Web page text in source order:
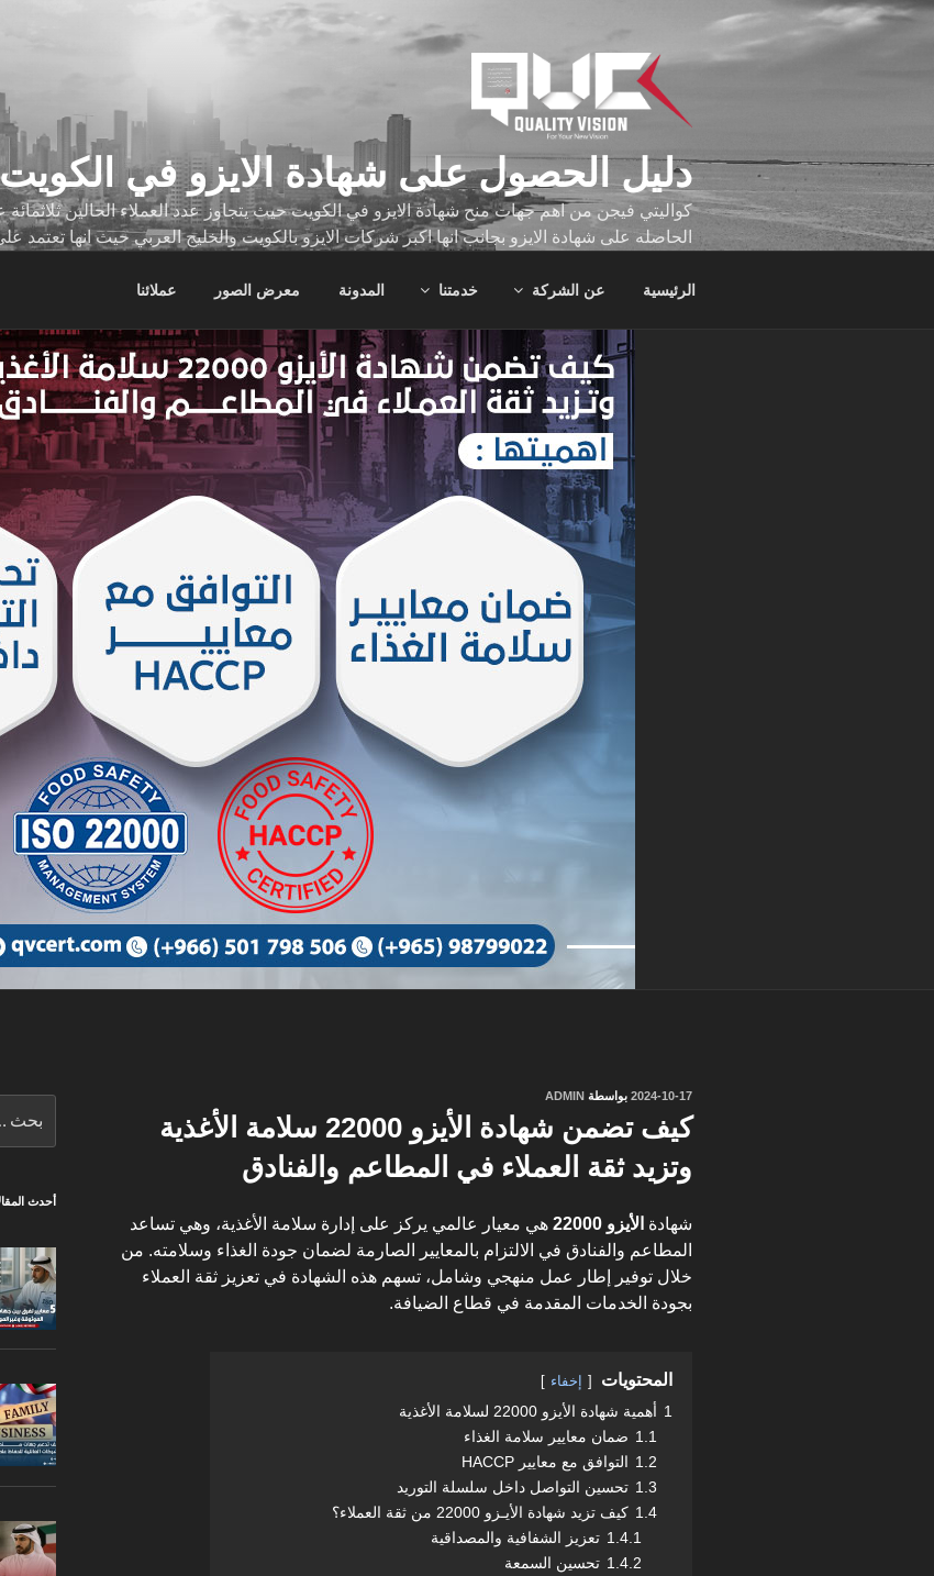
التجاوز
دليل الحصول على شهادة الايزو في الكويت
كواليتي فيجن من اهم جهات منح شهادة الايزو في الكويت حيث يتجاوز عدد العملاء الحالين
الحاصله على شهادة الايزو بجانب انها اكبر شركات الايزو بالكويت والخليج العربي حيث انها تعتمد
الرئيسية عن الشركة خدمتنا المدونة معرض الصور عملائنا
نُشر
في
2024-10-17 بواسطة ADMIN
كيف تضمن شهادة الأيزو 22000 سلامة الأغذية
وتزيد ثقة العملاء في المطاعم والفنادق
شهادة الأيزو 22000
هي معيار عالمي يركز على إدارة سلامة الأغذية، وهي تساعد
المطاعم والفنادق في الالتزام بالمعايير الصارمة لضمان جودة الغذاء وسلامته. من
خلال توفير إطار عمل منهجي وشامل، تسهم هذه الشهادة في تعزيز ثقة العملاء
بجودة الخدمات المقدمة في قطاع الضيافة.
المحتويات إخفاء
1 أهمية شهادة الأيزو 22000 لسلامة الأغذية
1.1 ضمان معايير سلامة الغذاء
1.2 التوافق مع معايير HACCP
1.3 تحسين التواصل داخل سلسلة التوريد
1.4 كيف تزيد شهادة الأيـزو 22000 من ثقة العملاء؟
1.4.1 تعزيز الشفافية والمصداقية
1.4.2 تحسين السمعة
عن:
أحدث